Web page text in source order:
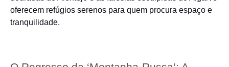
oferecem refúgios serenos para quem procura espaço e
tranquilidade.